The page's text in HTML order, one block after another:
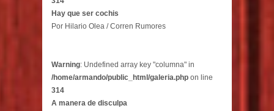
Hay que ser cochis
Por Hilario Olea / Corren Rumores
Warning: Undefined array key "columna" in
/home/armando/public_html/galeria.php on line
314
A manera de disculpa